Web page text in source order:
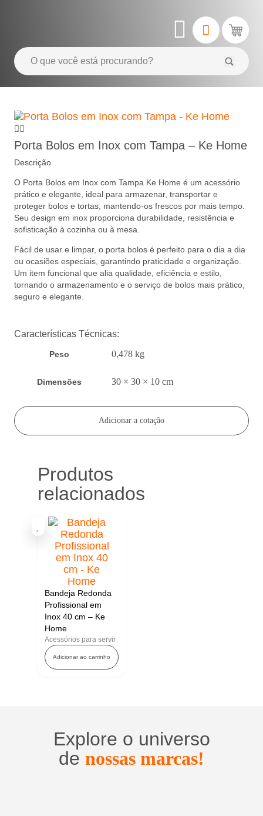
Porta Bolos em Inox com Tampa – Ke Home
Descrição
O Porta Bolos em Inox com Tampa Ke Home é um acessório
prático e elegante, ideal para armazenar, transportar e
proteger bolos e tortas, mantendo-os frescos por mais tempo.
Seu design em inox proporciona durabilidade, resistência e
sofisticação à cozinha ou à mesa.
Fácil de usar e limpar, o porta bolos é perfeito para o dia a dia
ou ocasiões especiais, garantindo praticidade e organização.
Um item funcional que alia qualidade, eficiência e estilo,
tornando o armazenamento e o serviço de bolos mais prático,
seguro e elegante.
Características Técnicas:
Peso 0,478 kg
Dimensões 30 × 30 × 10 cm
Adicionar a cotação
Produtos
relacionados
Bandeja Redonda
Profissional em
Inox 40 cm – Ke
Home
Acessórios para servir
Adicionar ao carrinho
Explore o universo
de nossas marcas!